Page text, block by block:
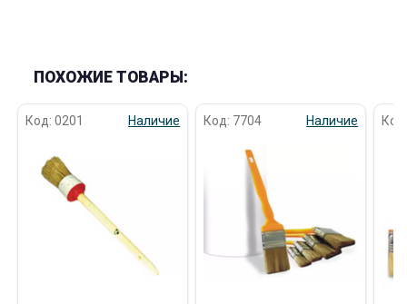
ПОХОЖИЕ ТОВАРЫ:
Код: 0201 Наличие Код: 7704 Наличие